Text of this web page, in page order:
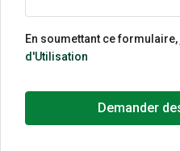
En soumettant ce
d'Utilisation
Demander